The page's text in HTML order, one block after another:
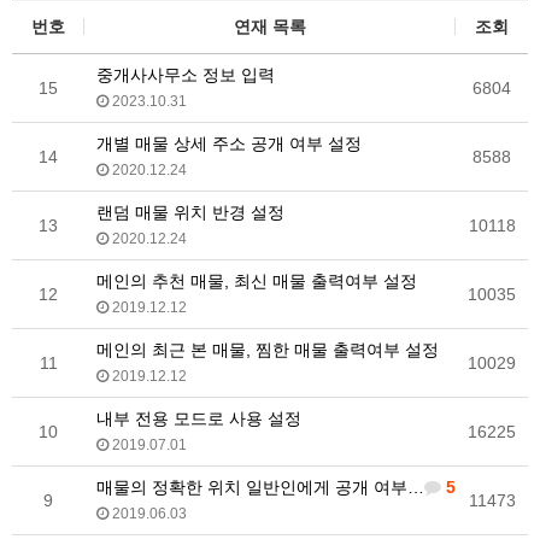
번호 연재 목록 조회
15
중개사사무소 정보 입력
2023.10.31
6804
14
개별 매물 상세 주소 공개 여부 설정
2020.12.24
8588
13
랜덤 매물 위치 반경 설정
2020.12.24
10118
12
메인의 추천 매물, 최신 매물 출력여부 설정
2019.12.12
10035
11
메인의 최근 본 매물, 찜한 매물 출력여부 설정
2019.12.12
10029
10
내부 전용 모드로 사용 설정
2019.07.01
16225
9
5
매물의 정확한 위치 일반인에게 공개 여부 설정
2019.06.03
11473